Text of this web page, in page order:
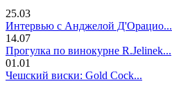
25.03
Интервью с Анджелой Д'Орацио...
14.07
Прогулка по винокурне R.Jelinek...
01.01
Чешский виски: Gold Cock...